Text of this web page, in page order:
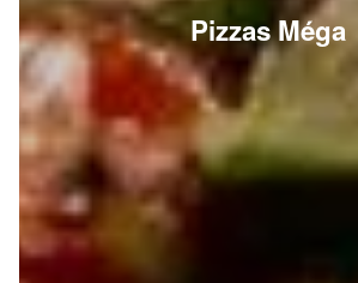
Pizzas Méga